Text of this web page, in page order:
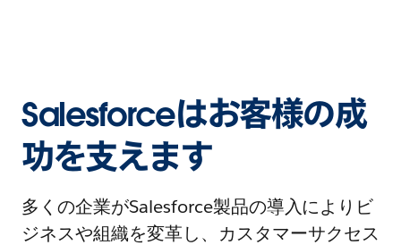
Salesforceはお客様の成
功を支えます
多くの企業がSalesforce製品の導入によりビ
ジネスや組織を変革し、カスタマーサクセス